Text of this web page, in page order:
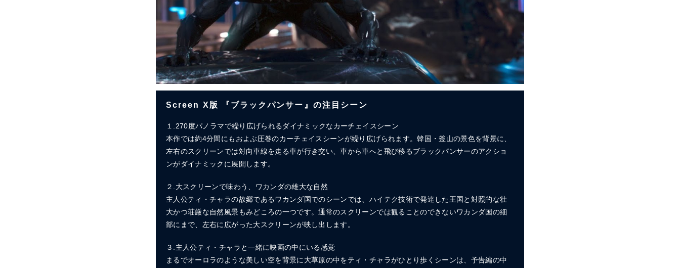
Screen X版 『ブラックパンサー』の注目シーン
１.270度パノラマで繰り広げられるダイナミックなカーチェイスシーン
本作では約4分間にもおよぶ圧巻のカーチェイスシーンが繰り広げられます。韓国・釜山の景色を背景に、
左右のスクリーンでは対向車線を走る車が行き交い、車から車へと飛び移るブラックパンサーのアクショ
ンがダイナミックに展開します。
２.大スクリーンで味わう、ワカンダの雄大な自然
主人公ティ・チャラの故郷であるワカンダ国でのシーンでは、ハイテク技術で発達した王国と対照的な壮
大かつ荘厳な自然風景もみどころの一つです。通常のスクリーンでは観ることのできないワカンダ国の細
部にまで、左右に広がった大スクリーンが映し出します。
３.主人公ティ・チャラと一緒に映画の中にいる感覚
まるでオーロラのような美しい空を背景に大草原の中をティ・チャラがひとり歩くシーンは、予告編の中